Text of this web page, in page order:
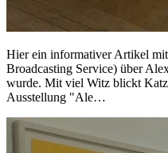
Hier ein informativer Artikel
Broadcasting Service) über
wurde. Mit viel Witz blickt Katz
Ausstellung "Ale…